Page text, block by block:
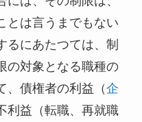
とは言うまでもない
るにあたつては、制
の対象となる職種の
、債権者の利益（企
利益（転職、再就職